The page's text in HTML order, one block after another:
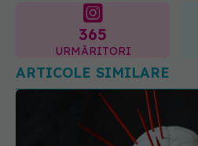
ARTICOLE SIMILARE